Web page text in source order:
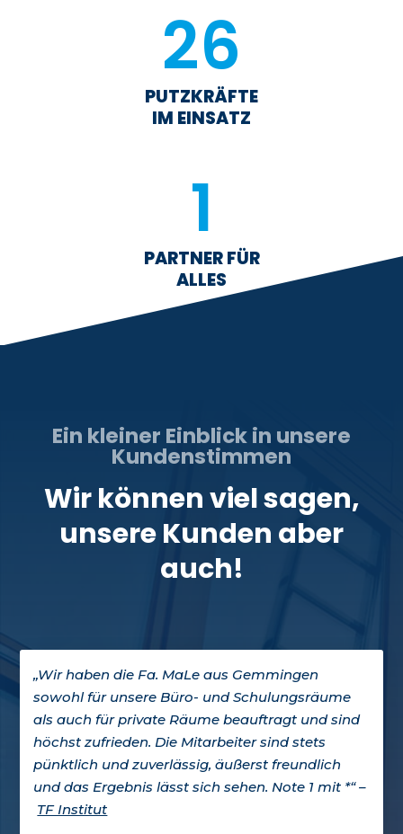
26
PUTZKRÄFTE
IM EINSATZ
1
PARTNER FÜR
ALLES
Ein kleiner Einblick in unsere
Kundenstimmen
Wir können viel sagen,
unsere Kunden aber
auch!
„Wir haben die Fa. MaLe aus Gemmingen
sowohl für unsere Büro- und Schulungsräume
als auch für private Räume beauftragt und sind
höchst zufrieden. Die Mitarbeiter sind stets
pünktlich und zuverlässig, äußerst freundlich
und das Ergebnis lässt sich sehen. Note 1 mit *“ –
TF Institut